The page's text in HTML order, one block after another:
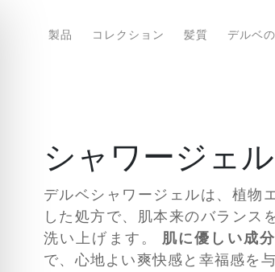
製品 コレクション 髪質 デルベ
シャワージェル
デルベシャワージェルは、植物
した処方で、肌本来のバランス
洗い上げます。 肌に優しい成分
で、心地よい爽快感と幸福感を